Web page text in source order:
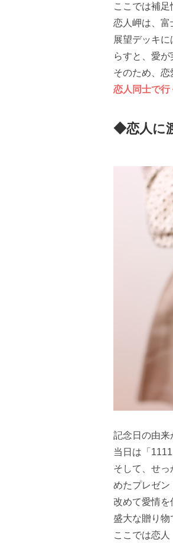
ここでは補足
恋人岬は、富
展望デッキ
らすと、愛が
そのため、恋
恋人同士で行
◆恋人に
記念日の由来
当日は「
そして、せ
めたプレゼン
改めて愛情を
盛大な贈り物
ここでは恋